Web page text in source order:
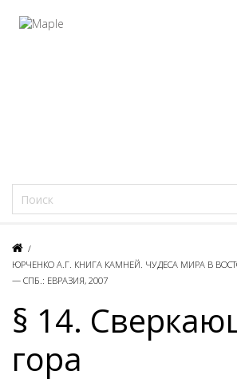
/
ЮРЧЕНКО А.Г. КНИГА КАМНЕЙ. ЧУДЕСА МИРА В
— СПБ.: ЕВРАЗИЯ, 2007
§ 14.
гора